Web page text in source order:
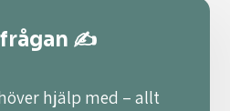
✍️
hjälp med – allt